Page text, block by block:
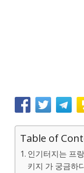
Table of
인기터지는 프
키지 가 궁금하